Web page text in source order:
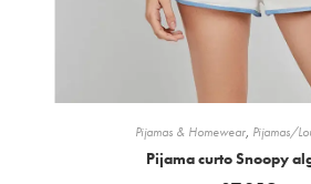
Pijamas & Homewear, Pijamas/
Pijama curto Snoopy